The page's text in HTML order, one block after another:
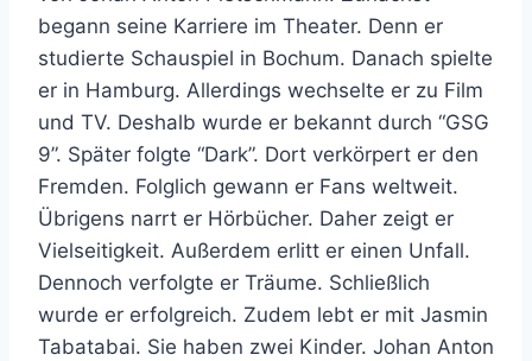
begann seine Karriere im Theater. Denn er
studierte Schauspiel in Bochum. Danach spielte
er in Hamburg. Allerdings wechselte er zu Film
und TV. Deshalb wurde er bekannt durch “GSG
9”. Später folgte “Dark”. Dort verkörpert er den
Fremden. Folglich gewann er Fans weltweit.
Übrigens narrt er Hörbücher. Daher zeigt er
Vielseitigkeit. Außerdem erlitt er einen Unfall.
Dennoch verfolgte er Träume. Schließlich
wurde er erfolgreich. Zudem lebt er mit Jasmin
Tabatabai. Sie haben zwei Kinder. Johan Anton